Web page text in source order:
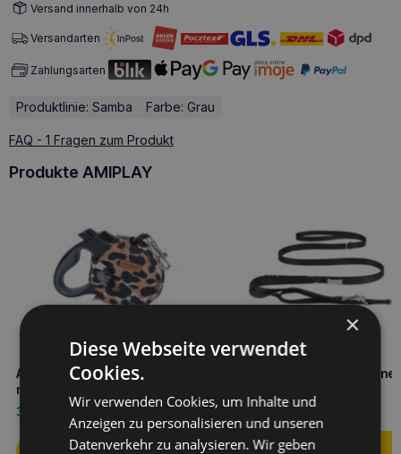
Versand innerhalb von 24h
Versandarten
Zahlungsarten
Produktlinie: Samba Farbe: Grau
FAQ - 1 Fragen zum Produkt
Produkte AMIPLAY
Amiplay infini Automatik-Leine
mit Gehege Safari M Leopard
33,60
Amiplay Verstellbare Leine
16,10€
×
Diese Webseite verwendet
Cookies.
Wir verwenden Cookies, um Inhalte und
Anzeigen zu personalisieren und unseren
Datenverkehr zu analysieren. Wir geben